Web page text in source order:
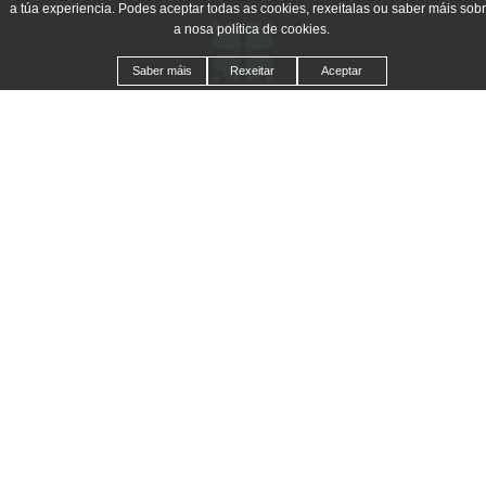
a túa experiencia. Podes aceptar todas as cookies, rexeitalas ou saber máis
a nosa política de cookies.
Saber máis Rexeitar Aceptar